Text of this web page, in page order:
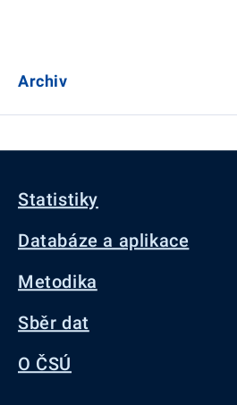
Archiv
Statistiky
Databáze a aplikace
Metodika
Sběr dat
O ČSÚ